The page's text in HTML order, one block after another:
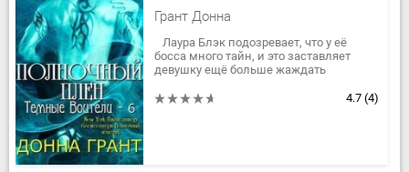
Грант Донна
Лаура Блэк подозревает, что у её
босса много тайн, и это заставляет
девушку ещё больше жаждать
соблазнительного Харона. Раскрыв...
4.7 (4)